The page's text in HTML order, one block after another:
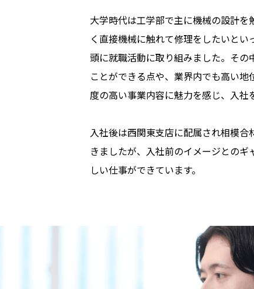
大学時代は工学部で主に機械の設計
く直接機械に触れて修理をしたいと
頭に就職活動に取り組みました。そ
ことができる点や、業界内でも高い
度の高い事業内容に魅力を感じ、入社
入社後は西関東支店に配属され相模
きましたが、入社前のイメージとの
しい仕事ができています。